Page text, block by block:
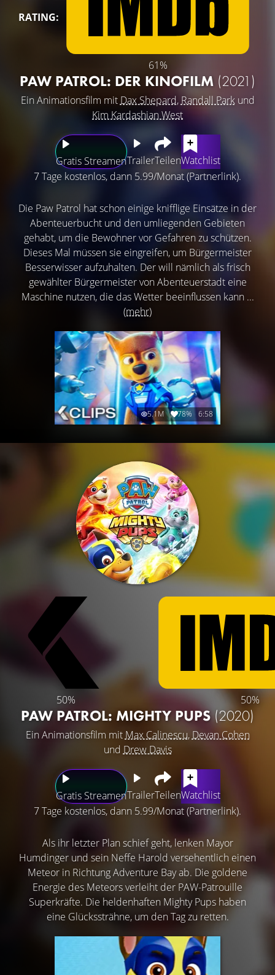
RATING:
61%
PAW PATROL: DER KINOFILM (2021)
Ein Animationsfilm mit Dax Shepard, Randall Parkund
Kim Kardashian West
Gratis StreamenTrailerTeilenWatchlist
7 Tage kostenlos, dann 5.99/Monat (Partnerlink).
Die Paw Patrol hat schon einige knifflige Einsätze in der
Abenteuerbucht und den umliegenden Gebieten
gehabt, um die Bewohner vor Gefahren zu schützen.
Dieses Mal müssen sie eingreifen, um Bürgermeister
Besserwisser aufzuhalten. Der will nämlich als frisch
gewählter Bürgermeister von Abenteuerstadt eine
Maschine nutzen, die das Wetter beeinflussen kann ...
(mehr)
5.1M 78% 6:58
50% 50%
PAW PATROL: MIGHTY PUPS(2020)
Ein Animationsfilm mit Max Calinescu, Devan Cohen
und Drew Davis
Gratis StreamenTrailerTeilenWatchlist
7 Tage kostenlos, dann 5.99/Monat (Partnerlink).
Als ihr letzter Plan schief geht, lenken Mayor
Humdinger und sein Neffe Harold versehentlich einen
Meteor in Richtung Adventure Bay ab. Die goldene
Energie des Meteors verleiht der PAW-Patrouille
Superkräfte. Die heldenhaften Mighty Pups haben
eine Glückssträhne, um den Tag zu retten.